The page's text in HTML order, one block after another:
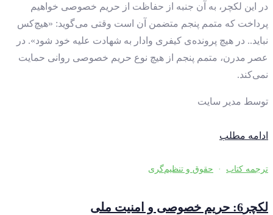
در این لکچر، به آن جنبه از حفاظت از حریم خصوصی خواهیم
پرداخت که متمم پنجم متضمن آن است وقتی می‌گوید: «هیچ‌کس
نباید.. در هیچ پرونده‌ی کیفری وادار به شهادت علیه خود شود». در
عصر مدرن، متمم پنجم از هیچ نوع حریم خصوصی روانی حمایت
نمی‌کند.
توسط مدیر سایت
ادامه مطلب
ترجمه کتاب · حقوق و تنظیم‌گری
لکچر6: حریم خصوصی و امنیت ملی